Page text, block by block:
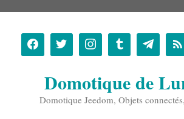
contenu
Domotique de
Domotique Jeedom, Objets